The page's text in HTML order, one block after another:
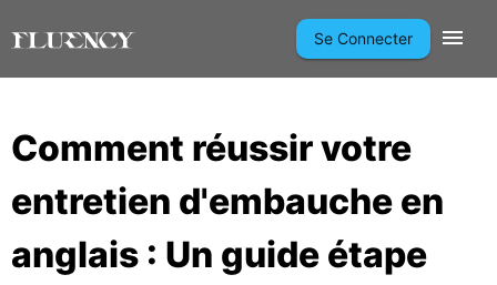
Se Connecter
Comment réussir votre
entretien d'embauche en
anglais : Un guide étape